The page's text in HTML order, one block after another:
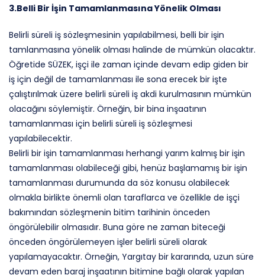
3.Belli Bir İşin Tamamlanmasına Yönelik Olması
Belirli süreli iş sözleşmesinin yapılabilmesi, belli bir işin
tamlanmasına yönelik olması halinde de mümkün olacaktır.
Öğretide SÜZEK, işçi ile zaman içinde devam edip giden bir
iş için değil de tamamlanması ile sona erecek bir işte
çalıştırılmak üzere belirli süreli iş akdi kurulmasının mümkün
olacağını söylemiştir. Örneğin, bir bina inşaatının
tamamlanması için belirli süreli iş sözleşmesi
yapılabilecektir.
Belirli bir işin tamamlanması herhangi yarım kalmış bir işin
tamamlanması olabileceği gibi, henüz başlamamış bir işin
tamamlanması durumunda da söz konusu olabilecek
olmakla birlikte önemli olan taraflarca ve özellikle de işçi
bakımından sözleşmenin bitim tarihinin önceden
öngörülebilir olmasıdır. Buna göre ne zaman biteceği
önceden öngörülemeyen işler belirli süreli olarak
yapılamayacaktır. Örneğin, Yargıtay bir kararında, uzun süre
devam eden baraj inşaatının bitimine bağlı olarak yapılan